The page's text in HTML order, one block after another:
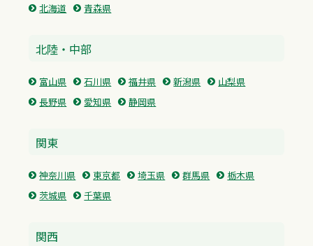
北海道 青森県
北陸・中部
富山県 石川県 福井県 新潟県
山梨県
長野県
愛知県 静岡県
関東
神奈川県 東京都 埼玉県 群馬県
栃木県
茨城県
千葉県
関西